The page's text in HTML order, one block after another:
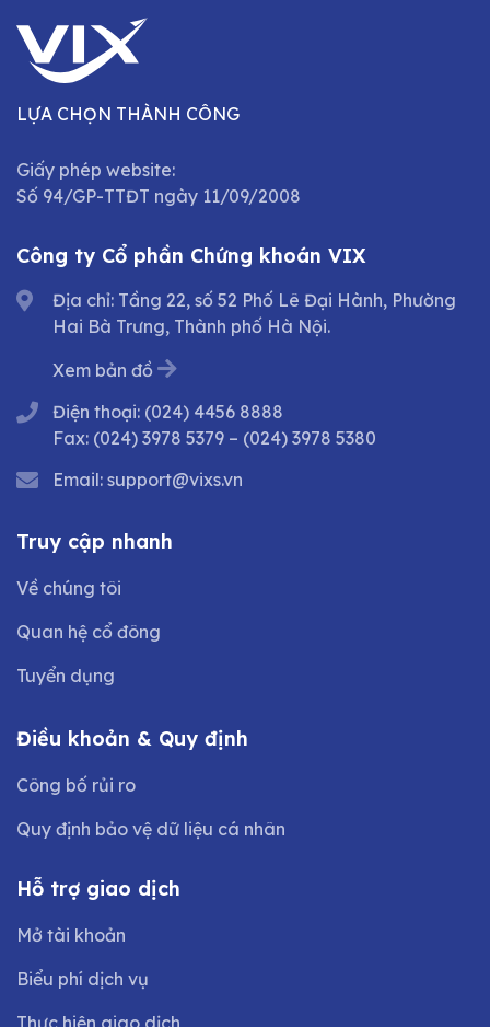
LỰA CHỌN THÀNH CÔNG
Giấy phép website:
Số 94/GP-TTĐT ngày 11/09/2008
Công ty Cổ phần Chứng khoán VIX
Địa chỉ: Tầng 22, số 52 Phố Lê Đại Hành, Phường
Hai Bà Trưng, Thành phố Hà Nội.
Xem bản đồ
Điện thoại: (024) 4456 8888
Fax: (024) 3978 5379 – (024) 3978 5380
Email: support@vixs.vn
Truy cập nhanh
Về chúng tôi
Quan hệ cổ đông
Tuyển dụng
Điều khoản & Quy định
Công bố rủi ro
Quy định bảo vệ dữ liệu cá nhân
Hỗ trợ giao dịch
Mở tài khoản
Biểu phí dịch vụ